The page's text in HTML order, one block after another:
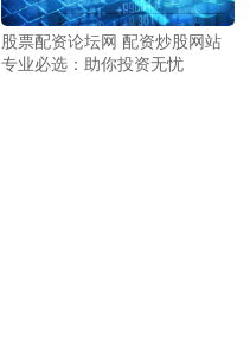
股票配资论坛网 配资炒股网站
专业必选：助你投资无忧